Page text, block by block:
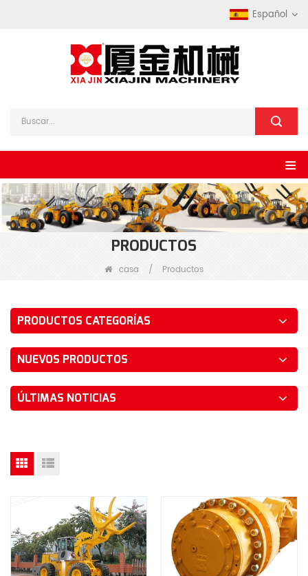
Español
PRODUCTOS
casa / Productos
PRODUCTOS CATEGORÍAS
NUEVOS PRODUCTOS
ÚLTIMAS NOTICIAS